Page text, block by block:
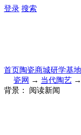
登录 搜索
首页陶瓷商城研学基地
瓷网 → 当代陶艺 →
背景：
阅读新闻